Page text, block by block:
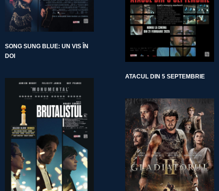
SONG SUNG BLUE: UN VIS ÎN
DOI
ATACUL DIN 5 SEPTEMBRIE